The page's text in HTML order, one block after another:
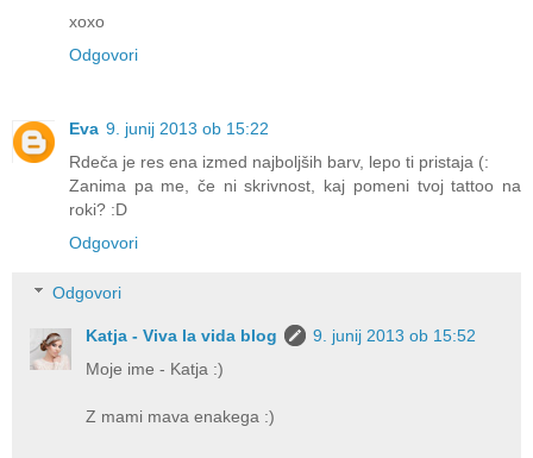
xoxo
Odgovori
Eva 9. junij 2013 ob 15:22
Rdeča je res ena izmed najboljših barv, lepo ti pristaja (:
Zanima pa me, če ni skrivnost, kaj pomeni tvoj tattoo na
roki? :D
Odgovori
Odgovori
Katja - Viva la vida blog
9. junij 2013 ob 15:52
Moje ime - Katja :)
Z mami mava enakega :)